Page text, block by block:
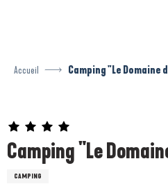
Accueil Camping "Le Domaine
Camping "Le
CAMPING
Prestataire engagé dans une démarche